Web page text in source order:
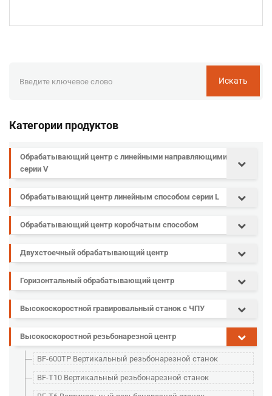
Искать
Категории продуктов
Обрабатывающий центр с линейными направляющими
серии V
Обрабатывающий центр линейным способом серии L
Обрабатывающий центр коробчатым способом
Двухстоечный обрабатывающий центр
Горизонтальный обрабатывающий центр
Высокоскоростной гравировальный станок с ЧПУ
Высокоскоростной резьбонарезной центр
BF-600TP Вертикальный резьбонарезной станок
BF-T10 Вертикальный резьбонарезной станок